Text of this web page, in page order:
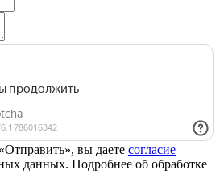
вы даете согласие
данных. Подробнее об обработке